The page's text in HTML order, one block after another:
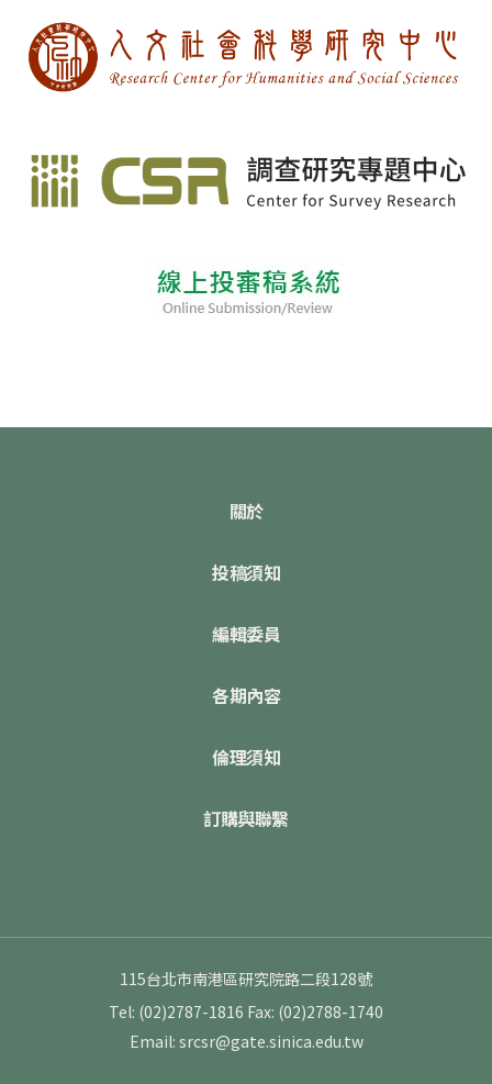
關於
投稿須知
編輯委員
各期內容
倫理須知
訂購與聯繫
115台北市南港區研究院路二段128號
Tel: (02)2787-1816 Fax: (02)2788-1740
Email: srcsr@gate.sinica.edu.tw